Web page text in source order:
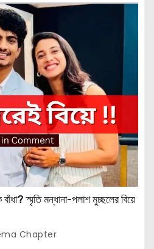
স্মৃতি মন্ধানা-পলাশ মুচ্ছলের বিয়ে
Chapter